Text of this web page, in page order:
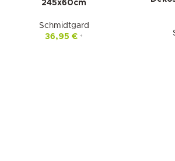
245x60cm
Schmidtgard
36,95 € *